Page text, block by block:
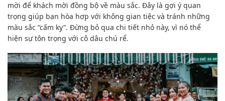
mời để khách mời đồng bộ về màu sắc. Đây là gợi ý quan
trọng giúp bạn hòa hợp với không gian tiệc và tránh những
màu sắc “cấm kỵ”. Đừng bỏ qua chi tiết nhỏ này, vì nó thể
hiện sự tôn trọng với cô dâu chú rể.